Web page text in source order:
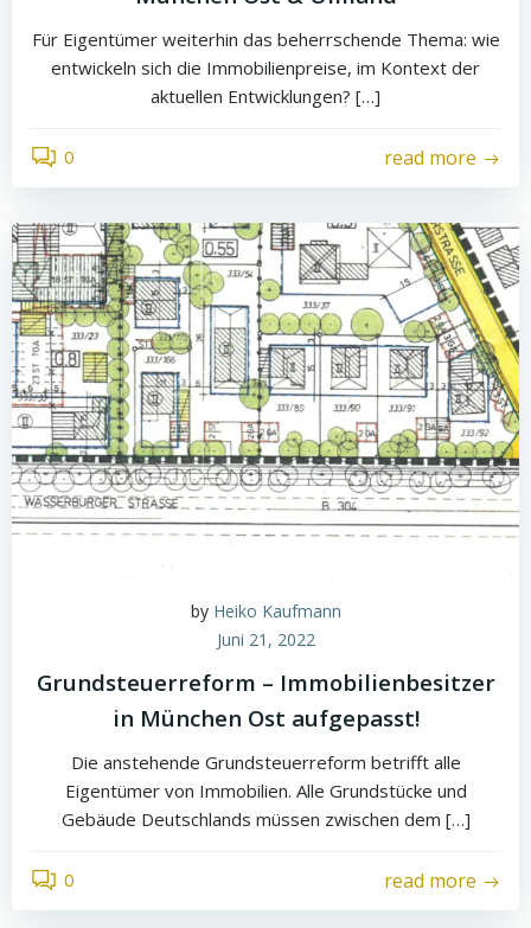
Für Eigentümer weiterhin das beherrschende Thema: wie
entwickeln sich die Immobilienpreise, im Kontext der
aktuellen Entwicklungen? […]
0 read more
by Heiko Kaufmann
Juni 21, 2022
Grundsteuerreform – Immobilienbesitzer
in München Ost aufgepasst!
Die anstehende Grundsteuerreform betrifft alle
Eigentümer von Immobilien. Alle Grundstücke und
Gebäude Deutschlands müssen zwischen dem […]
0 read more